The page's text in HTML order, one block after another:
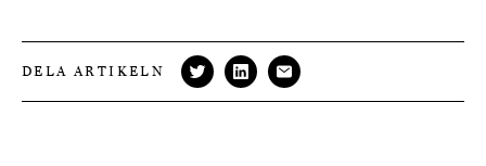
DELA ARTIKELN